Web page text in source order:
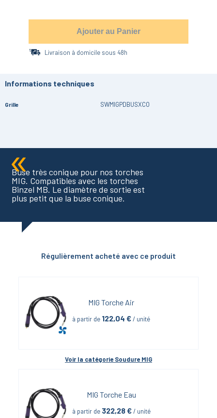
Ajouter au Panier
Livraison à domicile sous 48h
Informations techniques
Grille SWMIGPDBUSXCO
Buse très conique pour nos torches
MIG. Compatibles avec les torches
Binzel MB. Le diamètre de sortie est
plus petit que la buse conique.
Régulièrement acheté avec ce produit
MIG Torche Air
à partir de 122,04 € / unité
Voir la catégorie Soudure MIG
MIG Torche Eau
à partir de 322,28 € / unité